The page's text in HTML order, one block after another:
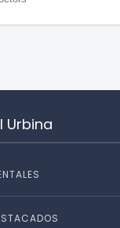
Urbina